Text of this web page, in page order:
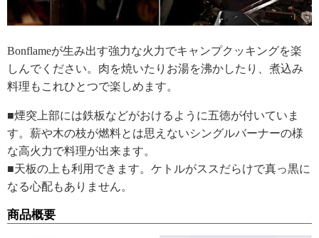
Bonflameが生み出す強力な火力でキャンプクッキングを楽
しんでください。肉を焼いたりお湯を沸かしたり、煮込み
料理もこれひとつで楽しめます。
■煙突上部には鉄板などがおけるように五徳が付いていま
す。薪や木の枝が燃料とは思えないシングルバーナーの様
な高火力で料理が出来ます。
■天板の上も利用できます。ケトルがススだらけで真っ黒に
なる心配もありません。
商品概要